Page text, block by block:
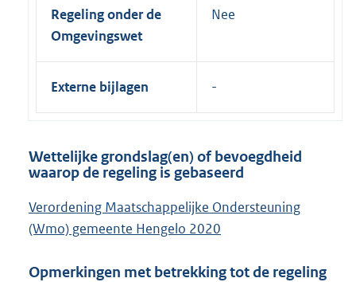
Regeling onder de
Omgevingswet
Nee
Externe bijlagen
Wettelijke grondslag(en) of bevoegdheid
waarop de regeling is gebaseerd
Verordening Maatschappelijke Ondersteuning
(Wmo) gemeente Hengelo 2020
Opmerkingen met betrekking tot de regeling